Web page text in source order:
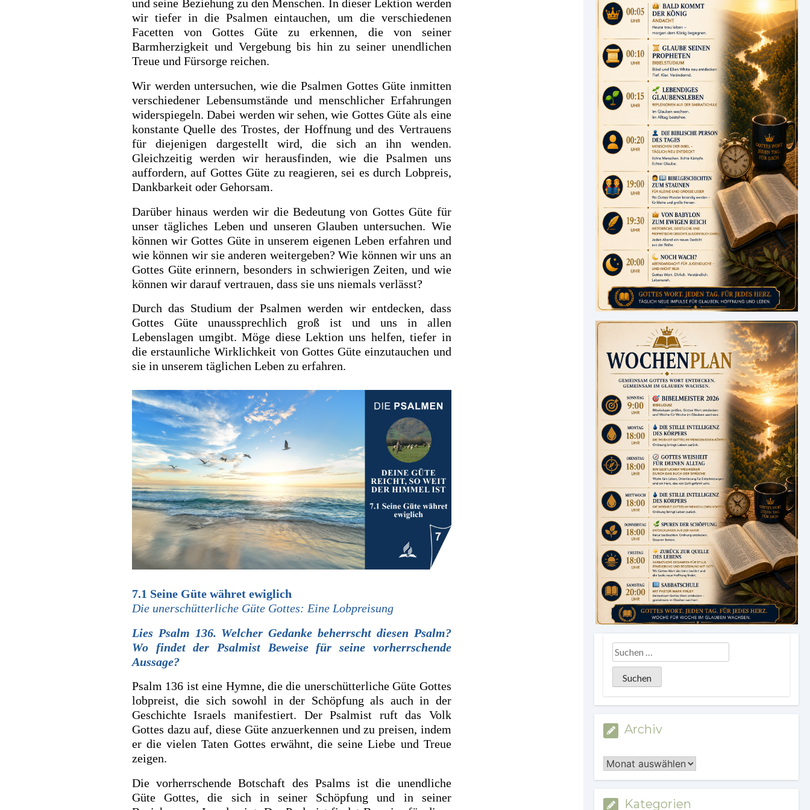
und seine Beziehung zu den Menschen. In dieser Lektion werden
wir tiefer in die Psalmen eintauchen, um die verschiedenen
Facetten von Gottes Güte zu erkennen, die von seiner
Barmherzigkeit und Vergebung bis hin zu seiner unendlichen
Treue und Fürsorge reichen.
Wir werden untersuchen, wie die Psalmen Gottes Güte inmitten
verschiedener Lebensumstände und menschlicher Erfahrungen
widerspiegeln. Dabei werden wir sehen, wie Gottes Güte als eine
konstante Quelle des Trostes, der Hoffnung und des Vertrauens
für diejenigen dargestellt wird, die sich an ihn wenden.
Gleichzeitig werden wir herausfinden, wie die Psalmen uns
auffordern, auf Gottes Güte zu reagieren, sei es durch Lobpreis,
Dankbarkeit oder Gehorsam.
Darüber hinaus werden wir die Bedeutung von Gottes Güte für
unser tägliches Leben und unseren Glauben untersuchen. Wie
können wir Gottes Güte in unserem eigenen Leben erfahren und
wie können wir sie anderen weitergeben? Wie können wir uns an
Gottes Güte erinnern, besonders in schwierigen Zeiten, und wie
können wir darauf vertrauen, dass sie uns niemals verlässt?
Durch das Studium der Psalmen werden wir entdecken, dass
Gottes Güte unaussprechlich groß ist und uns in allen
Lebenslagen umgibt. Möge diese Lektion uns helfen, tiefer in
die erstaunliche Wirklichkeit von Gottes Güte einzutauchen und
sie in unserem täglichen Leben zu erfahren.
7.1 Seine Güte währet ewiglich
Die unerschütterliche Güte Gottes: Eine Lobpreisung
Lies Psalm 136. Welcher Gedanke beherrscht diesen Psalm?
Wo ­findet der Psalmist Beweise für seine vorherrschende
Aussage?
Psalm 136 ist eine Hymne, die die unerschütterliche Güte Gottes
lobpreist, die sich sowohl in der Schöpfung als auch in der
Geschichte Israels manifestiert. Der Psalmist ruft das Volk
Gottes dazu auf, diese Güte anzuerkennen und zu preisen, indem
er die vielen Taten Gottes erwähnt, die seine Liebe und Treue
zeigen.
Die vorherrschende Botschaft des Psalms ist die unendliche
Güte Gottes, die sich in seiner Schöpfung und in seiner
Archiv
Archiv
Kategorien